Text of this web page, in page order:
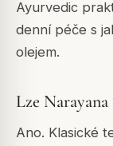
Ayurvedic
denní péče s
olejem.
Lze
Ano. Klasické